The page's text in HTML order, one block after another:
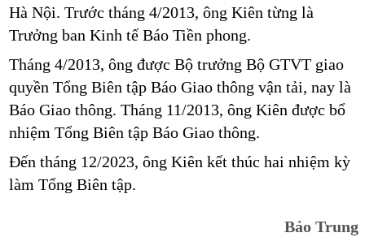
Hà Nội. Trước tháng 4/2013, ông Kiên từng là
Trưởng ban Kinh tế Báo Tiền phong.
Tháng 4/2013, ông được Bộ trưởng Bộ GTVT giao
quyền Tổng Biên tập Báo Giao thông vận tải, nay là
Báo Giao thông. Tháng 11/2013, ông Kiên được bổ
nhiệm Tổng Biên tập Báo Giao thông.
Đến tháng 12/2023, ông Kiên kết thúc hai nhiệm kỳ
làm Tổng Biên tập.
Bảo Trung